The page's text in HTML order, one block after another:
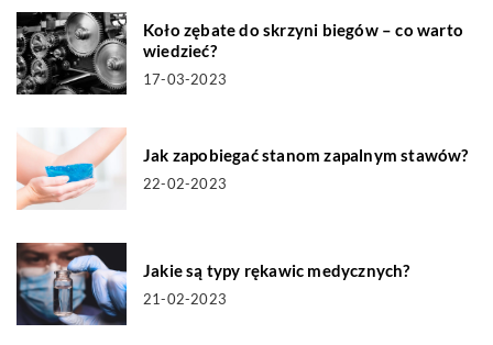
Koło zębate do skrzyni biegów – co warto
wiedzieć?
17-03-2023
Jak zapobiegać stanom zapalnym stawów?
22-02-2023
Jakie są typy rękawic medycznych?
21-02-2023